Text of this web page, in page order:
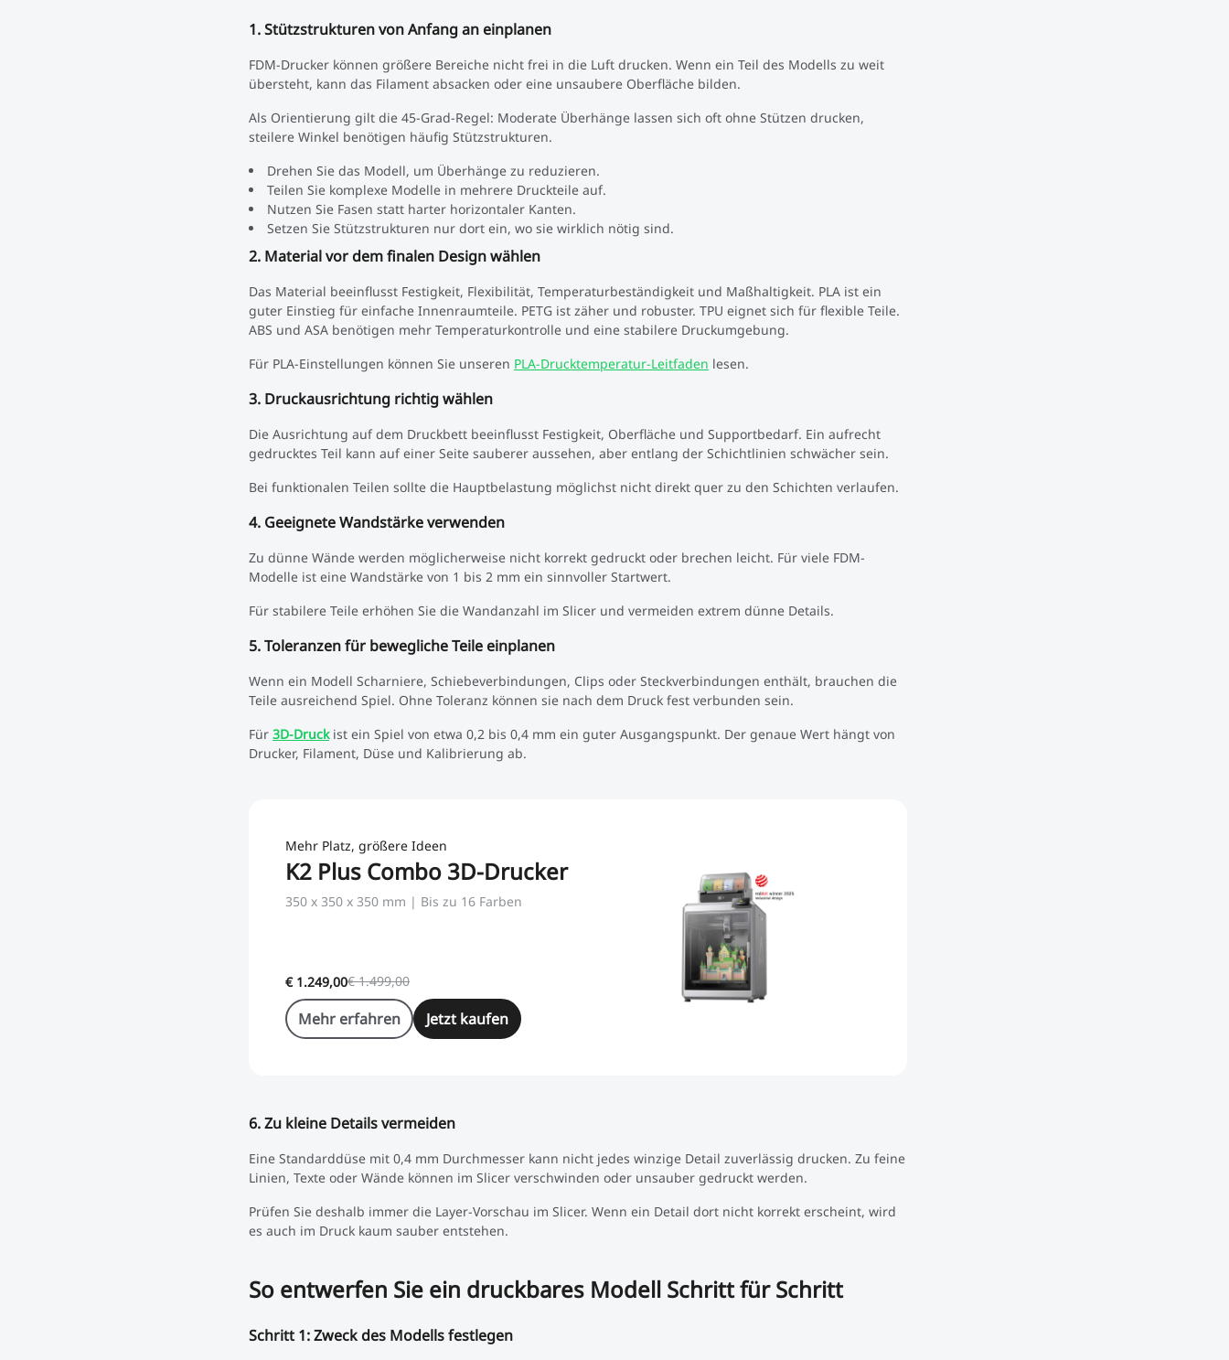
1. Stützstrukturen von Anfang an einplanen
FDM-Drucker können größere Bereiche nicht frei in die Luft drucken. Wenn ein Teil des Modells zu weit
übersteht, kann das Filament absacken oder eine unsaubere Oberfläche bilden.
Als Orientierung gilt die 45-Grad-Regel: Moderate Überhänge lassen sich oft ohne Stützen drucken,
steilere Winkel benötigen häufig Stützstrukturen.
Drehen Sie das Modell, um Überhänge zu reduzieren.
Teilen Sie komplexe Modelle in mehrere Druckteile auf.
Nutzen Sie Fasen statt harter horizontaler Kanten.
Setzen Sie Stützstrukturen nur dort ein, wo sie wirklich nötig sind.
2. Material vor dem finalen Design wählen
Das Material beeinflusst Festigkeit, Flexibilität, Temperaturbeständigkeit und Maßhaltigkeit. PLA ist ein
guter Einstieg für einfache Innenraumteile. PETG ist zäher und robuster. TPU eignet sich für flexible Teile.
ABS und ASA benötigen mehr Temperaturkontrolle und eine stabilere Druckumgebung.
Für PLA-Einstellungen können Sie unseren PLA-Drucktemperatur-Leitfaden lesen.
3. Druckausrichtung richtig wählen
Die Ausrichtung auf dem Druckbett beeinflusst Festigkeit, Oberfläche und Supportbedarf. Ein aufrecht
gedrucktes Teil kann auf einer Seite sauberer aussehen, aber entlang der Schichtlinien schwächer sein.
Bei funktionalen Teilen sollte die Hauptbelastung möglichst nicht direkt quer zu den Schichten verlaufen.
4. Geeignete Wandstärke verwenden
Zu dünne Wände werden möglicherweise nicht korrekt gedruckt oder brechen leicht. Für viele FDM-
Modelle ist eine Wandstärke von 1 bis 2 mm ein sinnvoller Startwert.
Für stabilere Teile erhöhen Sie die Wandanzahl im Slicer und vermeiden extrem dünne Details.
5. Toleranzen für bewegliche Teile einplanen
Wenn ein Modell Scharniere, Schiebeverbindungen, Clips oder Steckverbindungen enthält, brauchen die
Teile ausreichend Spiel. Ohne Toleranz können sie nach dem Druck fest verbunden sein.
Für 3D-Druckist ein Spiel von etwa 0,2 bis 0,4 mm ein guter Ausgangspunkt. Der genaue Wert hängt von
Drucker, Filament, Düse und Kalibrierung ab.
Mehr Platz, größere Ideen
K2 Plus Combo 3D-Drucker
350 x 350 x 350 mm | Bis zu 16 Farben
€ 1.499,00
€ 1.249,00
Mehr erfahren Jetzt kaufen
6. Zu kleine Details vermeiden
Eine Standarddüse mit 0,4 mm Durchmesser kann nicht jedes winzige Detail zuverlässig drucken. Zu feine
Linien, Texte oder Wände können im Slicer verschwinden oder unsauber gedruckt werden.
Prüfen Sie deshalb immer die Layer-Vorschau im Slicer. Wenn ein Detail dort nicht korrekt erscheint, wird
es auch im Druck kaum sauber entstehen.
So entwerfen Sie ein druckbares Modell Schritt für Schritt
Schritt 1: Zweck des Modells festlegen